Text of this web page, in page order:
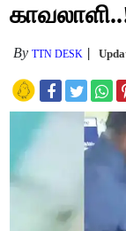
ByTTN DESK